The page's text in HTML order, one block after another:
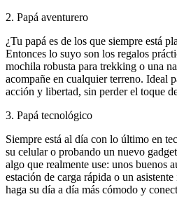
2. Papá aventurero
¿Tu papá es de los que siempre está
Entonces lo suyo son los regalos
mochila robusta para trekking o una
acompañe en cualquier terreno. Ideal
acción y libertad, sin perder el toque
3. Papá tecnológico
Siempre está al día con lo último en
su celular o probando un nuevo
algo que realmente use: unos buenos
estación de carga rápida o un
haga su día a día más cómodo y